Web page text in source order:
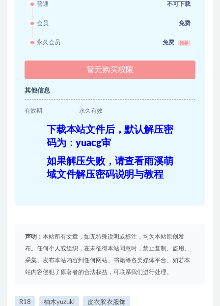
普通 不可下载
会员 免费
永久会员 免费 推荐
暂无购买权限
其他信息
有效期 永久有效
下载本站文件后，默认解压密
码为：yuacg审
如果解压失败，请查看雨溪萌
域文件解压密码说明与教程
声明： 本站所有文章，如无特殊说明或标注，均为本站原创发
布。任何个人或组织，在未征得本站同意时，禁止复制、盗用、
采集、发布本站内容到任何网站、书籍等各类媒体平台。如若本
站内容侵犯了原著者的合法权益，可联系我们进行处理。
R18 柚木yuzuki 皮衣胶衣服饰